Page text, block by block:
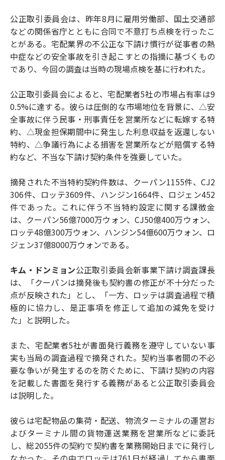
公正取引委員会は、昨年8月に雇用労働部、国土交通部
などの関係省庁とともに合同で不意打ち点検を行ったこ
とがある。宅配業界の不公正な下請け慣行が従事者の熱
中症などの安全事故を引き起こすとの指摘に基づくもの
であり、今回の調査は当時の現場点検を基に行われた。
公正取引委員会によると、宅配業者5社の市場占有率は9
0.5%に達する。彼らは圧倒的な市場地位を背景に、△安
全事故に伴う民事・刑事責任を営業所などに転嫁する特
約、△現金担保期間中に発生した利息収益を返還しない
特約、△争議行為による損害を営業所などが賠償する特
約など、不当な下請け契約条件を強要していた。
摘発された不当特約契約件数は、クーパン1155件、CJ2
306件、ロッテ3609件、ハンジン1664件、ロジェン452
件であった。これに伴う不当特約設定に関する課徴金
は、クーパン56億7000万ウォン、CJ50億400万ウォン、
ロッテ48億300万ウォン、ハンジン54億600万ウォン、ロ
ジェン37億8000万ウォンである。
キム・ドンミョン公正取引委員会新事業下請け調査課長
は、「クーパンは摘発後も契約書の修正が不十分だった
点が反映された」とし、「一方、ロッテは調査過程で積
極的に協力し、是正事項を修正して追加の減免を受け
た」と説明した。
また、宅配業者5社が書面発行義務を遵守していない事
実も当局の調査過程で摘発された。契約当事者間の不必
要な争いが発生するのを防ぐために、下請け契約の内容
を記載した書面を発行する義務があると公正取引委員会
は説明した。
彼らは宅配物品の集荷・配送、物流ターミナルの運営お
よびターミナル間の貨物運送業務を営業所などに委託
し、総2055件の契約で契約書を業務開始日までに発行し